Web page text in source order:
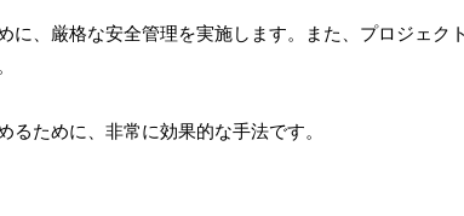
に、厳格な安全管理を実施します。また、プロジェク
ために、非常に効果的な手法です。